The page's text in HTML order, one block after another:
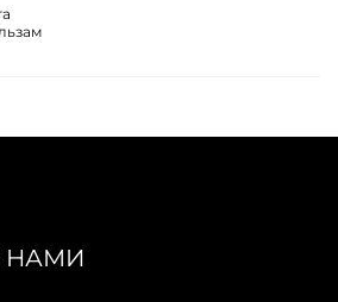
НАМИ